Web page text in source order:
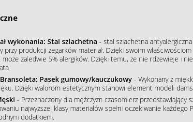
wykonania: Stal szlachetna - stal szlachetna
przy produkcji zegarków materiał. Dzięki swoim
może zaledwie 5% alergików. Dzięki temu, że nie rdzewieje i
Pasek gumowy/kauczukowy- Wykonany z
Dzięki walorom estetycznym stanowi element modeli
- Przeznaczony dla mężczyzn czasomierz przedstawiający
najwyższej klasy materiałów spełni oczekiwanie
dodatkiem.